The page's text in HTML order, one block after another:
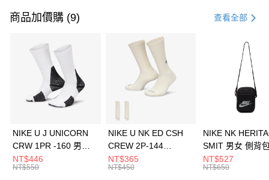
信用卡一次付款
3 期 0 利率 每期 21家銀行
合作金庫商業銀行
第一商業銀行
華南商業銀行
彰化商業銀行
上海商業儲蓄銀行
元大商業銀行
Apple Pay
全盈+PAY
AFTEE先享後付
商品加價購 (9) 查看全部
NIKE U J UNICORN
CRW 1PR -160 男女
中統襪 FZ3393100
NT$446
NT$550
NIKE U NK ED CSH
CREW 2P-144
EMBRDY 男女 短統襪
FZ3073133
NT$365
NT$450
NIKE NK
SMIT 男女 側背
BA5871010
NT$527
NT$650